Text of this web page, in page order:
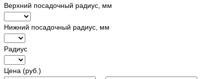
Верхний посадочный радиус, мм
Нижний посадочный радиус, мм
Радиус
Цена (руб.)